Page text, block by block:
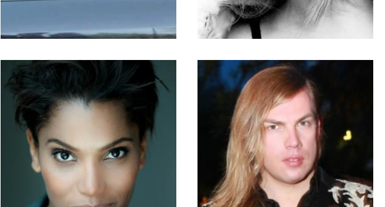
Exclu – Samir Benzema :
« Avec ou sans la télé, mes
business existeraient »
·16 MAI 2014
Exclu – Priscilla Betti : « Faire
ce que j’aime me permet de
durer »
· 13 MAI 2014